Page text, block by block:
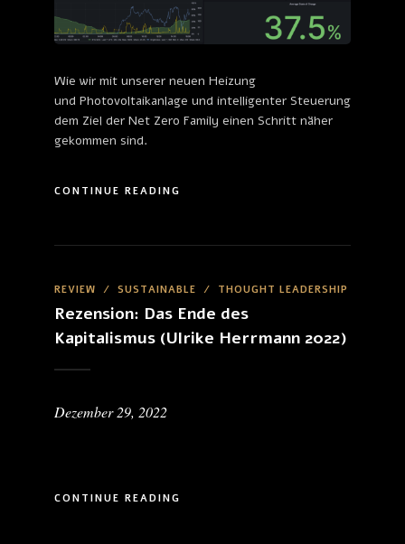
Wie wir mit unserer neuen Heizung
und Photovoltaikanlage und intelligenter Steuerung
dem Ziel der Net Zero Family einen Schritt näher
gekommen sind.
CONTINUE READING
REVIEW / SUSTAINABLE / THOUGHT LEADERSHIP
Rezension: Das Ende des
Kapitalismus (Ulrike Herrmann 2022)
Dezember 29, 2022
CONTINUE READING